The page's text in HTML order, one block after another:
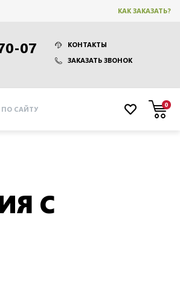
КАК ЗАКАЗАТЬ?
07
КОНТАКТЫ
ЗАКАЗАТЬ ЗВОНОК
0
С